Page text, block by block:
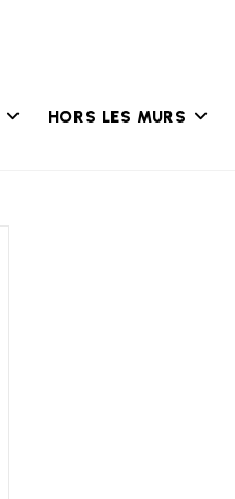
HORS LES MURS